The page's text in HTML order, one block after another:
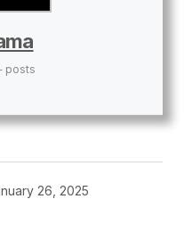
posts
26, 2025